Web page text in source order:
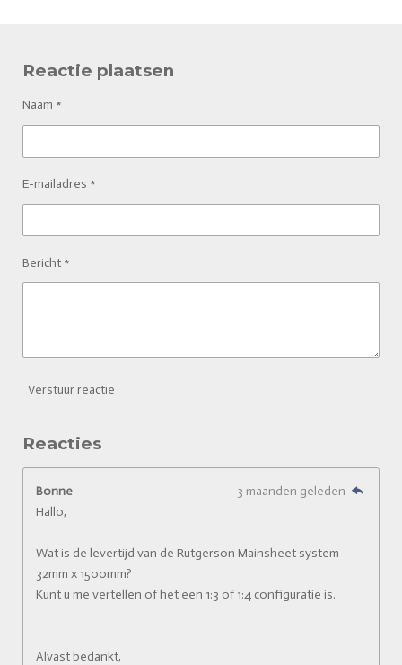
Reactie plaatsen
Naam *
E-mailadres *
Bericht *
Verstuur reactie
Reacties
Bonne
3 maanden geleden
Hallo,
Wat is de levertijd van de Rutgerson Mainsheet system
32mm x 1500mm?
Kunt u me vertellen of het een 1:3 of 1:4 configuratie is.
Alvast bedankt,